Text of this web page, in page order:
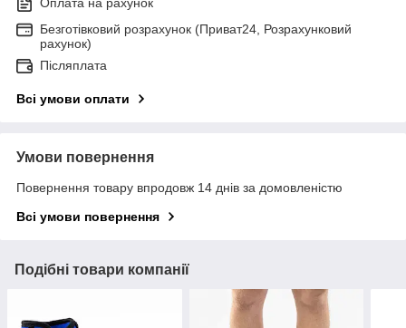
Безготівковий розрахунок (Приват24, Розрахунковий
рахунок)
Післяплата
Всі умови оплати
Умови повернення
Повернення товару впродовж 14 днів за домовленістю
Всі умови повернення
Подібні товари компанії